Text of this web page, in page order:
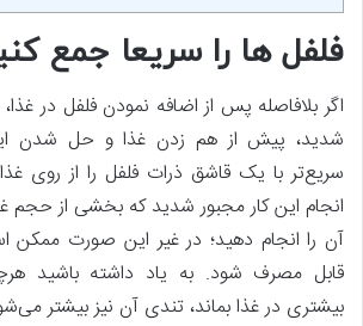
فلفل‌ ها را سریعا جمع
اگر بلافاصله پس از اضافه نمودن فلفل در
شدید، پیش از هم زدن غذا و حل شدن
سریع‌تر با یک قاشق ذرات فلفل را از روی
انجام این کار مجبور شدید که بخشی از حجم
آن را انجام دهید؛ در غیر این صورت ممکن
قابل مصرف شود. به یاد داشته باشید
بیشتری در غذا بماند، تندی آن نیز بیشتر